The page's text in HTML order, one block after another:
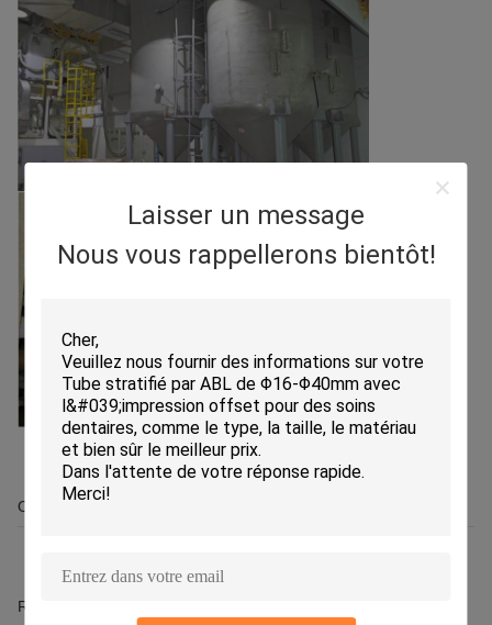
Laisser un message
Nous vous rappellerons bientôt!
OEM/ODM
R&D